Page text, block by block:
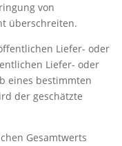
von
überschreiten.
Liefer- oder
Liefer- oder
eines bestimmten
der geschätzte
Gesamtwerts